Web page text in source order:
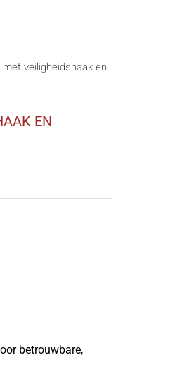
veiligheidshaak en
EN
betrouwbare,